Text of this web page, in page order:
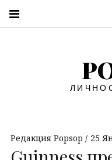
Редакция Popsop 25